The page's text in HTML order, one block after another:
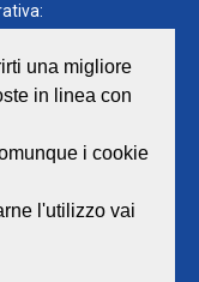
I.V.
una migliore
in linea con
i cookie
l'utilizzo vai